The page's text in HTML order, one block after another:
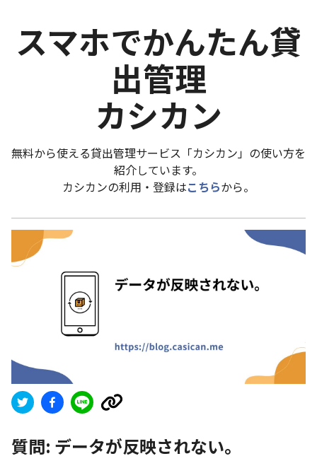
スマホでかんたん貸
出管理
カシカン
無料から使える貸出管理サービス「カシカン」の使い方を
紹介しています。
カシカンの利用・登録はこちらから。
質問: データが反映されない。